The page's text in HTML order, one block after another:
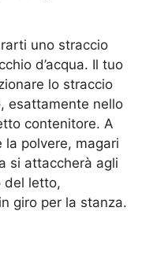
uno straccio
d’acqua. Il tuo
lo straccio
esattamente nello
contenitore. A
polvere, magari
si attaccherà agli
del letto,
giro per la stanza.